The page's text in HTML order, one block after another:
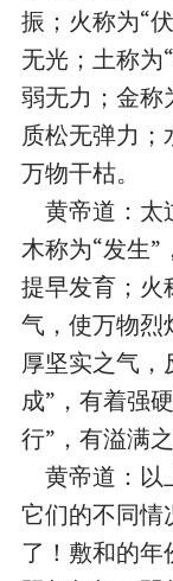
振；火称为“
无光；土称为
弱无力；金称
质松无弹力；
万物干枯。
黄帝道：太
木称为“发生
提早发育；火
气，使万物烈
厚坚实之气，
成”，有着强
行”，有溢满
黄帝道：以
它们的不同情
了！敷和的年